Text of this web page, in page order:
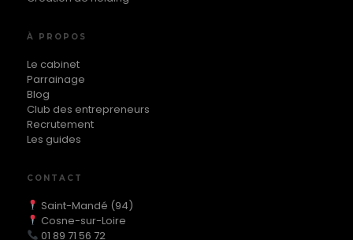
À PROPOS
Le cabinet
Parrainage
Blog
Club des entrepreneurs
Recrutement
Les guides
CONTACT
Saint-Mandé (94)
Cosne-sur-Loire
01 89 71 56 72